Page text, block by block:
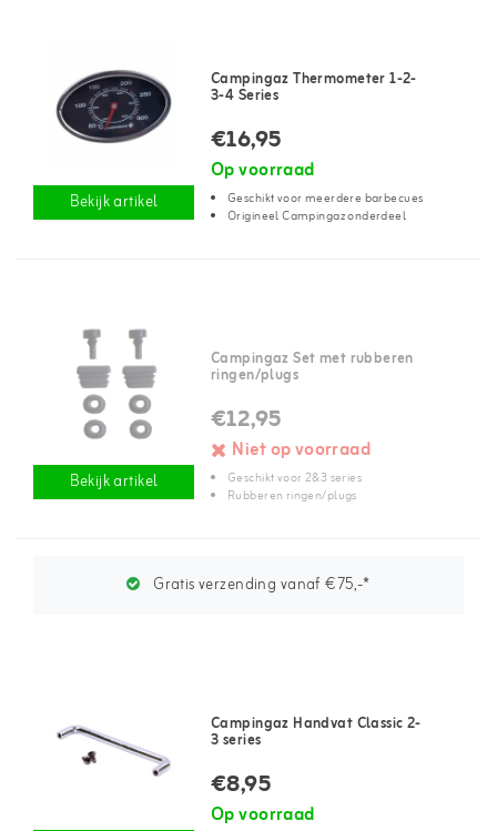
Bekijk artikel
Campingaz Thermometer 1-2-
3-4 Series
€16,95
Op voorraad
Geschikt voor meerdere barbecues
Origineel Campingaz onderdeel
Bekijk artikel
Campingaz Set met rubberen
ringen/plugs
€12,95
Niet op voorraad
Geschikt voor 2&3 series
Rubberen ringen/plugs
Gratis verzending vanaf €75,-*
Campingaz Handvat Classic 2-
3 series
€8,95
Op voorraad